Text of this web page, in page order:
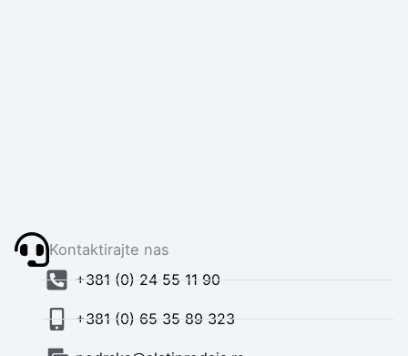
Kontaktirajte nas
+381 (0) 24 55 11 90
+381 (0) 65 35 89 323